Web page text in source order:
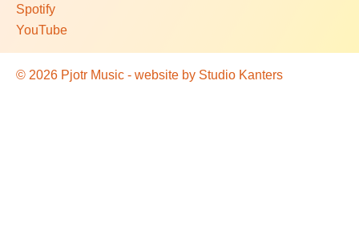
Spotify
YouTube
© 2026 Pjotr Music - website by Studio Kanters